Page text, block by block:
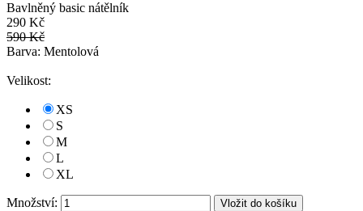
Bavlněný basic nátělník
290 Kč
590 Kč
Barva: Mentolová
Velikost:
XS
S
M
L
XL
Množství: Vložit do košíku